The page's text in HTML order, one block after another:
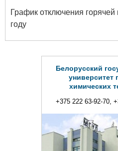
График отключения
году
государственный
пищевых и
технологий
63-92-70, +375 222 63-18-45